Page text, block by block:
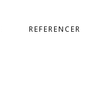
REFERENCER